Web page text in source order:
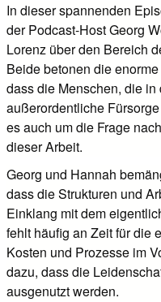
In dieser spannenden
der Podcast-Host Georg
Lorenz über den Bereich
Beide betonen die
dass die Menschen, die
außerordentliche
es auch um die Frage
dieser Arbeit.
Georg und Hannah
dass die Strukturen und
Einklang mit dem
fehlt häufig an Zeit für die
Kosten und Prozesse im
dazu, dass die
ausgenutzt werden.